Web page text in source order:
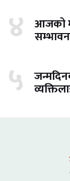
४ आजको
५